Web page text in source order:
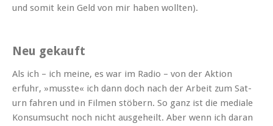
und somit kein Geld von mir haben wollten).
Neu gekauft
Als ich – ich meine, es war im Radio – von der Aktion
erfuhr, »musste« ich dann doch nach der Arbeit zum Sat­
urn fahren und in Fil­men stöbern. So ganz ist die medi­ale
Kon­sum­sucht noch nicht aus­ge­heilt. Aber wenn ich daran